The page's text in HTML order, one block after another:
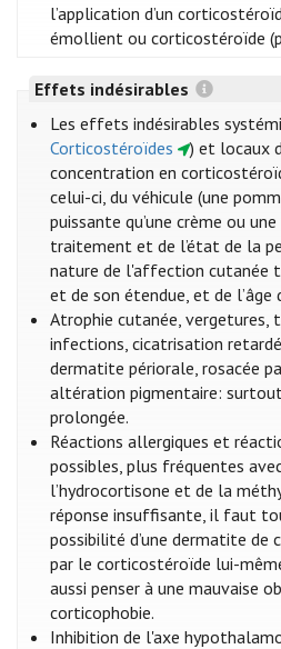
l’application d’un
émollient ou corticostéroïde
Effets indésirables
Les effets indésirables
Corticostéroïdes
) et locaux
concentration en
celui-ci, du véhicule (une
puissante qu’une crème ou
traitement et de l’état de la
nature de l'affection cutanée
et de son étendue, et de l’âge
Atrophie cutanée, vergetures,
infections, cicatrisation
dermatite périorale, rosacée
altération pigmentaire:
prolongée.
Réactions allergiques et
possibles, plus fréquentes
l’hydrocortisone et de la
réponse insuffisante, il faut
possibilité d’une dermatite
par le corticostéroïde lui-
aussi penser à une mauvaise
corticophobie.
Inhibition de l'axe